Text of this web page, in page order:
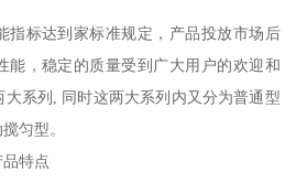
指标达到家标准规定，产品投放市场后
能，稳定的质量受到广大用户的欢迎和
系列, 同时这两大系列内又分为普通型
匀型。
特点